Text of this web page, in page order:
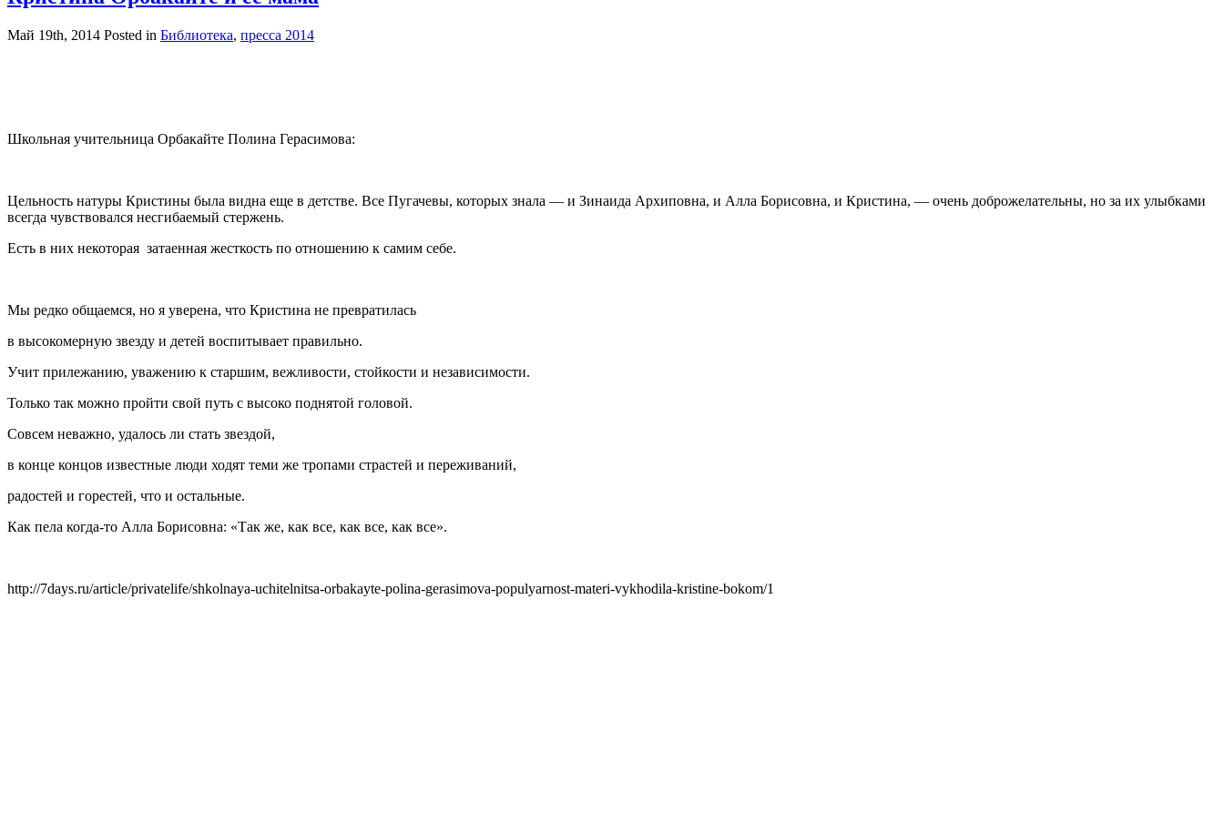
Май 19th, 2014 Posted in Библиотека, пресса 2014
Школьная учительница Орбакайте Полина Герасимова:
Цельность натуры Кристины была видна еще в детстве. Все Пугачевы, которых знала — и Зинаида Архиповна, и Алла Борисовна, и Кристина, — очень доброжелательны, но за их улыбками
всегда чувствовался несгибаемый стержень.
Есть в них некоторая затаенная жесткость по отношению к самим себе.
Мы редко общаемся, но я уверена, что Кристина не превратилась
в высокомерную звезду и детей воспитывает правильно.
Учит прилежанию, уважению к старшим, вежливости, стойкости и независимости.
Только так можно пройти свой путь с высоко поднятой головой.
Совсем неважно, удалось ли стать звездой,
в конце концов известные люди ходят теми же тропами страстей и переживаний,
радостей и горестей, что и остальные.
Как пела когда-то Алла Борисовна: «Так же, как все, как все, как все».
http://7days.ru/article/privatelife/shkolnaya-uchitelnitsa-orbakayte-polina-gerasimova-populyarnost-materi-vykhodila-kristine-bokom/1